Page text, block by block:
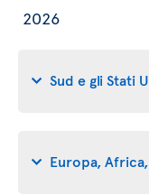
2026
Sud e gli Stati
Europa,